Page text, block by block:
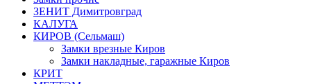
ЗЕНИТ Димитровград
КАЛУГА
КИРОВ (Сельмаш)
Замки врезные Киров
Замки накладные, гаражные Киров
КРИТ